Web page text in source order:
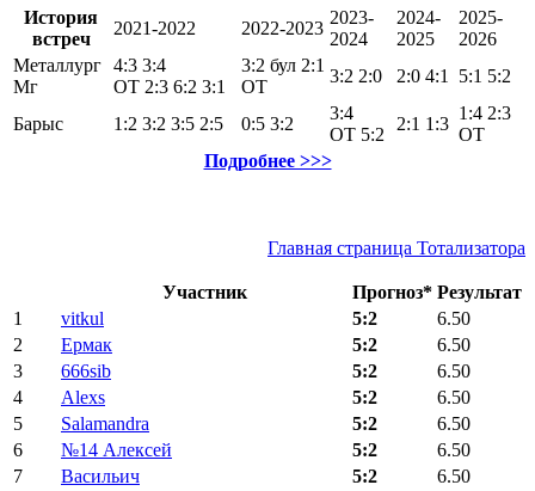
История
встреч
2021-2022 2022-2023
2023-
2024
2024-
2025
2025-
2026
Металлург
Мг
4:3 3:4
ОТ 2:3 6:2 3:1
3:2 бул 2:1
ОТ
3:2 2:0 2:0 4:1 5:1 5:2
Барыс 1:2 3:2 3:5 2:5 0:5 3:2
3:4
ОТ 5:2
2:1 1:3
1:4 2:3
ОТ
Подробнее >>>
Главная страница Тотализатора
Участник Прогноз* Результат
1
vitkul 5:2
6.50
2
Ермак 5:2
6.50
3
666sib 5:2
6.50
4
Alexs 5:2
6.50
5
Salamandra 5:2
6.50
6
№14 Алексей 5:2
6.50
7
Васильич 5:2
6.50